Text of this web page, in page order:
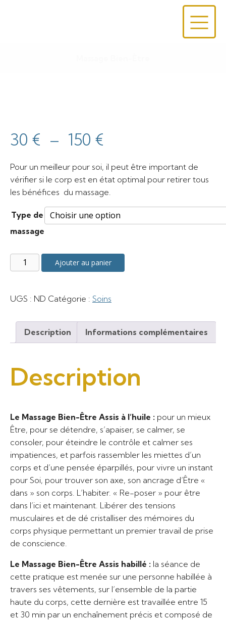
30 € – 150 €
de
prix :
30 €
150 €
Pour un meilleur pour soi, il peut être important de
vérifier si le corp est en état optimal pour retirer tous
les bénéfices du massage.
Type de
massage
quantité
de
Bien-
Ajouter au panier
UGS : ND Catégorie : Soins
Description Informations complémentaires
Description
Le Massage Bien-Être Assis à l’huile : pour un mieux
Être, pour se détendre, s’apaiser, se calmer, se
consoler, pour éteindre le contrôle et calmer ses
impatiences, et parfois rassembler les miettes d’un
corps et d’une pensée éparpillés, pour vivre un instant
pour Soi, pour trouver son axe, son ancrage d’Être «
dans » son corps. L’habiter. « Re-poser » pour être
dans l’ici et maintenant. Libérer des tensions
musculaires et de dé cristalliser des mémoires du
corps physique permettant un premier travail de prise
de conscience.
Le Massage Bien-Être Assis habillé : la séance de
cette pratique est menée sur une personne habillée à
travers ses vêtements, sur l’ensemble de la partie
haute du corps, cette dernière est travaillée entre 15
et 30 min par un enchaînement précis et composé de